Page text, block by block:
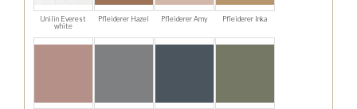
Unilin Everest
white
Pfleiderer Hazel Pfleiderer Amy Pfleiderer Inka